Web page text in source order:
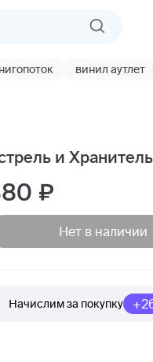
винил аутлет
и
Нет в наличии
Начислим за покупку